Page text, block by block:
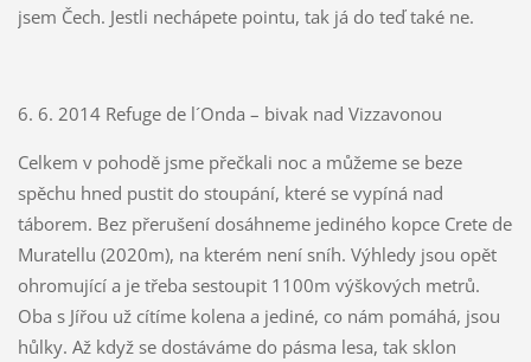
jsem Čech. Jestli nechápete pointu, tak já do teď také ne.
6. 6. 2014 Refuge de l´Onda – bivak nad Vizzavonou
Celkem v pohodě jsme přečkali noc a můžeme se beze
spěchu hned pustit do stoupání, které se vypíná nad
táborem. Bez přerušení dosáhneme jediného kopce Crete de
Muratellu (2020m), na kterém není sníh. Výhledy jsou opět
ohromující a je třeba sestoupit 1100m výškových metrů.
Oba s Jířou už cítíme kolena a jediné, co nám pomáhá, jsou
hůlky. Až když se dostáváme do pásma lesa, tak sklon